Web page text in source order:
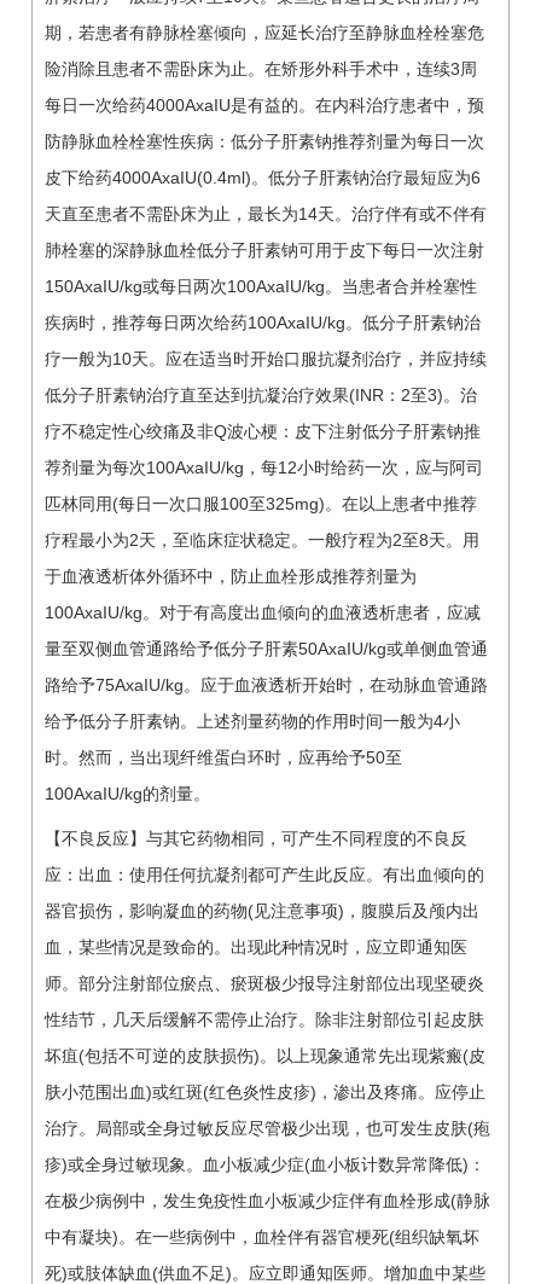
期，若患者有静脉栓塞倾向，应延长治疗至静脉血栓栓塞危
险消除且患者不需卧床为止。在矫形外科手术中，连续3周
每日一次给药4000AxaIU是有益的。在内科治疗患者中，预
防静脉血栓栓塞性疾病：低分子肝素钠推荐剂量为每日一次
皮下给药4000AxaIU(0.4ml)。低分子肝素钠治疗最短应为6
天直至患者不需卧床为止，最长为14天。治疗伴有或不伴有
肺栓塞的深静脉血栓低分子肝素钠可用于皮下每日一次注射
150AxaIU/kg或每日两次100AxaIU/kg。当患者合并栓塞性
疾病时，推荐每日两次给药100AxaIU/kg。低分子肝素钠治
疗一般为10天。应在适当时开始口服抗凝剂治疗，并应持续
低分子肝素钠治疗直至达到抗凝治疗效果(INR：2至3)。治
疗不稳定性心绞痛及非Q波心梗：皮下注射低分子肝素钠推
荐剂量为每次100AxaIU/kg，每12小时给药一次，应与阿司
匹林同用(每日一次口服100至325mg)。在以上患者中推荐
疗程最小为2天，至临床症状稳定。一般疗程为2至8天。用
于血液透析体外循环中，防止血栓形成推荐剂量为
100AxaIU/kg。对于有高度出血倾向的血液透析患者，应减
量至双侧血管通路给予低分子肝素50AxaIU/kg或单侧血管通
路给予75AxaIU/kg。应于血液透析开始时，在动脉血管通路
给予低分子肝素钠。上述剂量药物的作用时间一般为4小
时。然而，当出现纤维蛋白环时，应再给予50至
100AxaIU/kg的剂量。
【不良反应】与其它药物相同，可产生不同程度的不良反
应：出血：使用任何抗凝剂都可产生此反应。有出血倾向的
器官损伤，影响凝血的药物(见注意事项)，腹膜后及颅内出
血，某些情况是致命的。出现此种情况时，应立即通知医
师。部分注射部位瘀点、瘀斑极少报导注射部位出现坚硬炎
性结节，几天后缓解不需停止治疗。除非注射部位引起皮肤
坏疽(包括不可逆的皮肤损伤)。以上现象通常先出现紫瘢(皮
肤小范围出血)或红斑(红色炎性皮疹)，渗出及疼痛。应停止
治疗。局部或全身过敏反应尽管极少出现，也可发生皮肤(疱
疹)或全身过敏现象。血小板减少症(血小板计数异常降低)：
在极少病例中，发生免疫性血小板减少症伴有血栓形成(静脉
中有凝块)。在一些病例中，血栓伴有器官梗死(组织缺氧坏
死)或肢体缺血(供血不足)。应立即通知医师。增加血中某些